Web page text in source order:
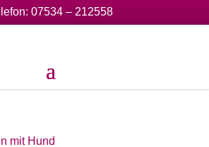
07534 – 212558